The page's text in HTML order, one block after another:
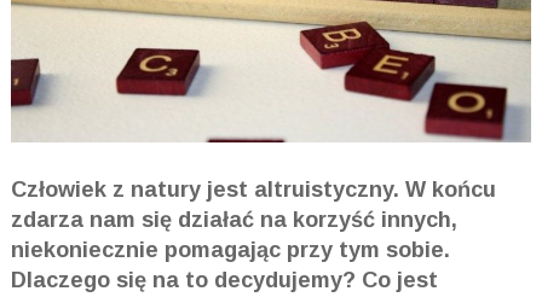
Człowiek z natury jest altruistyczny. W końcu
zdarza nam się działać na korzyść innych,
niekoniecznie pomagając przy tym sobie.
Dlaczego się na to decydujemy? Co jest